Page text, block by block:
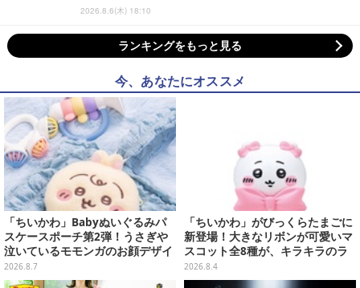
2026.8.6(木) 18:10
ランキングをもっと見る
今、あなたにオススメ
「ちいかわ」Babyぬいぐるみパ
スケースポーチ第2弾！うさぎや
泣いているモモンガのお顔デザイ
ン全4種が8月下旬プライズ展開
2026.8.7
「ちいかわ」がびっくらたまごに
新登場！大きなリボンが可愛いマ
スコット全8種が、キラキラのラ
メ入り入浴剤から飛び出す
2026.8.4